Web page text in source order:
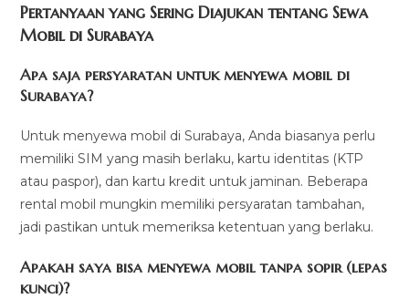
Pertanyaan yang Sering Diajukan tentang Sewa
Mobil di Surabaya
Apa saja persyaratan untuk menyewa mobil di
Surabaya?
Untuk menyewa mobil di Surabaya, Anda biasanya perlu
memiliki SIM yang masih berlaku, kartu identitas (KTP
atau paspor), dan kartu kredit untuk jaminan. Beberapa
rental mobil mungkin memiliki persyaratan tambahan,
jadi pastikan untuk memeriksa ketentuan yang berlaku.
Apakah saya bisa menyewa mobil tanpa sopir (lepas
kunci)?